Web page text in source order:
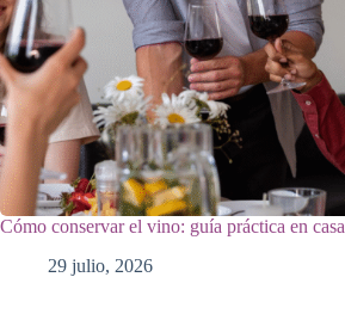
Cómo conservar el vino: guía práctica en casa
29 julio, 2026